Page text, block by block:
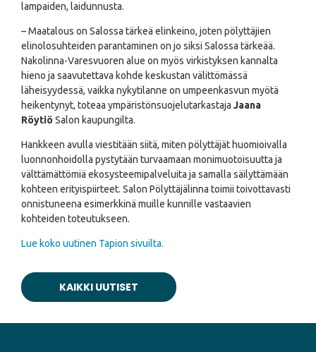
lampaiden, laidunnusta.
– Maatalous on Salossa tärkeä elinkeino, joten pölyttäjien
elinolosuhteiden parantaminen on jo siksi Salossa tärkeää.
Nakolinna-Varesvuoren alue on myös virkistyksen kannalta
hieno ja saavutettava kohde keskustan välittömässä
läheisyydessä, vaikka nykytilanne on umpeenkasvun myötä
heikentynyt, toteaa ympäristönsuojelutarkastaja Jaana
Röytiö Salon kaupungilta.
Hankkeen avulla viestitään siitä, miten pölyttäjät huomioivalla
luonnonhoidolla pystytään turvaamaan monimuotoisuutta ja
välttämättömiä ekosysteemipalveluita ja samalla säilyttämään
kohteen erityispiirteet. Salon Pölyttäjälinna toimii toivottavasti
onnistuneena esimerkkinä muille kunnille vastaavien
kohteiden toteutukseen.
Lue koko uutinen Tapion sivuilta.
KAIKKI UUTISET